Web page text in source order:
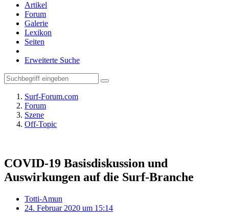
Artikel
Forum
Galerie
Lexikon
Seiten
Erweiterte Suche
Surf-Forum.com
Forum
Szene
Off-Topic
COVID-19 Basisdiskussion und
Auswirkungen auf die Surf-Branche
Totti-Amun
24. Februar 2020 um 15:14